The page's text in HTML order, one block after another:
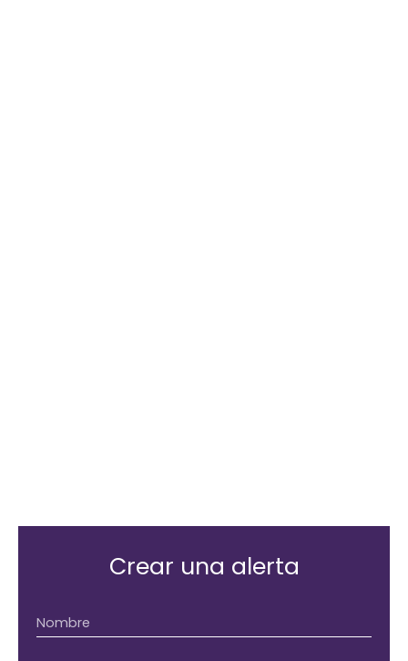
Crear una alerta
Nombre